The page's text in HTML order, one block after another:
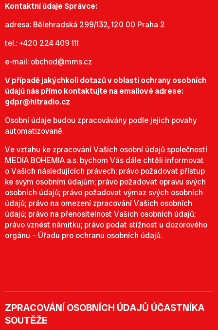
Kontaktní údaje Správce:
adresa: Bělehradská 299/132, 120 00 Praha 2
tel.: +420 224 409 111
e-mail: obchod@mms.cz
V případě jakýchkoli dotazů v oblasti ochrany osobních
údajů nás přímo kontaktujte na emailové adrese:
gdpr@hitradio.cz
Osobní údaje budou zpracovávány podle jejich povahy
automatizovaně.
Ve vztahu ke zpracování Vašich osobní údajů společností
MEDIA BOHEMIA a.s. bychom Vás dále chtěli informovat
o Vašich následujících právech: právo požadovat přístup
ke svým osobním údajům; právo požadovat opravu svých
osobních údajů; právo požadovat výmaz svých osobních
údajů; právo na omezení zpracování Vašich osobních
údajů; právo na přenositelnost Vašich osobních údajů;
právo vznést námitku; právo podat stížnost u dozorového
orgánu – Úřadu pro ochranu osobních údajů.
ZPRACOVÁNÍ OSOBNÍCH ÚDAJŮ ÚČASTNÍKA
SOUTĚŽE